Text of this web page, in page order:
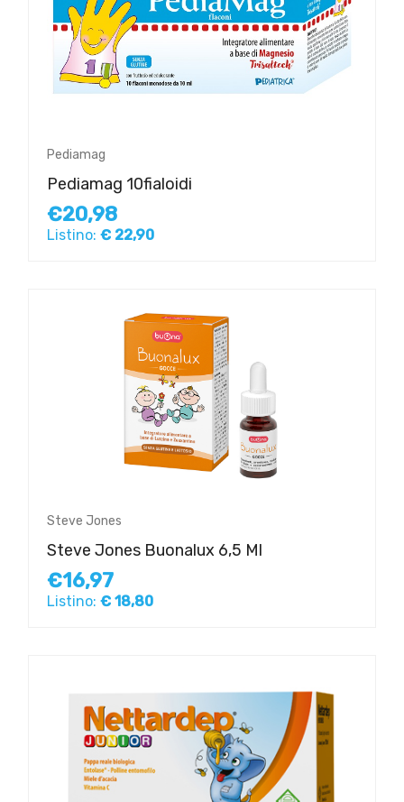
Pediamag
Pediamag 10fialoidi
€20,98
Listino: € 22,90
Steve Jones
Steve Jones Buonalux 6,5 Ml
€16,97
Listino: € 18,80